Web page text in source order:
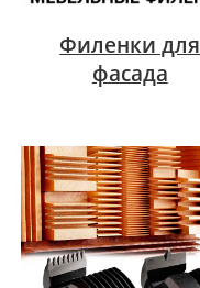
Филенки для
фасада